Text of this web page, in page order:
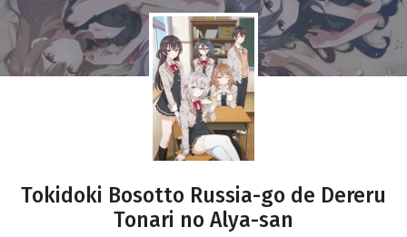
Tokidoki Bosotto Russia-go de Dereru
Tonari no Alya-san